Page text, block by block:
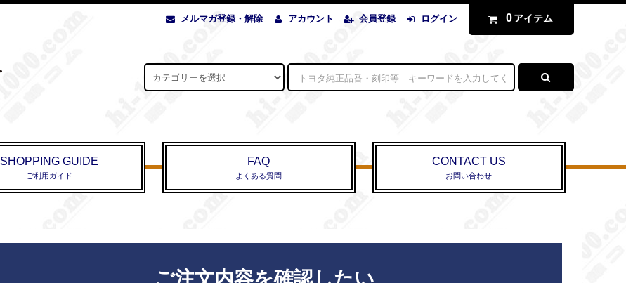
メルマガ登録・解除 アカウント 会員登録 ログイン 0 アイテム
SHOPPING GUIDE
ご利用ガイド
FAQ
よくある質問
CONTACT US
お問い合わせ
ご注文内容を確認したい